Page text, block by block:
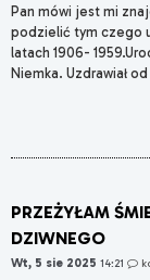
Pan mówi jest mi
podzielić tym czego u
latach 1906-
Niemka. Uzdrawiał
PRZEŻYŁAM
DZIWNEGO
Wt, 5 sie 2025 14:21